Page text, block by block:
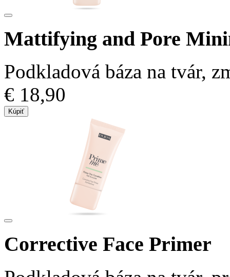
Mattifying and Pore
Podkladová báza na tvár,
€ 18,90
Kúpiť
Corrective Face Primer